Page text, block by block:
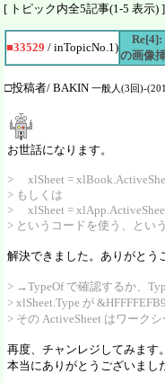
[ トピック内全5記事(1-5 表
■33529 / inTopicNo.1)
の画像
□投稿者/ BAKIN 一般人(3回)-
お世話になります。
> xlSheet =
> もしくは
> xlSheet =
> というコードを使う、とい
解決できました。ありがとう
> →TypeOf で確認するか、
> xlSheet.Type が
> その ActiveSheet はワーク
再度、チャンレジしてみます。
本当にありがとうございまし